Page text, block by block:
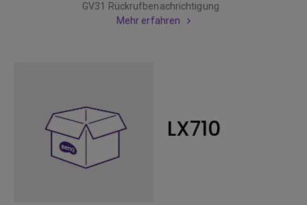
GV31 Rückrufbenachrichtigung
Mehr erfahren
LX710